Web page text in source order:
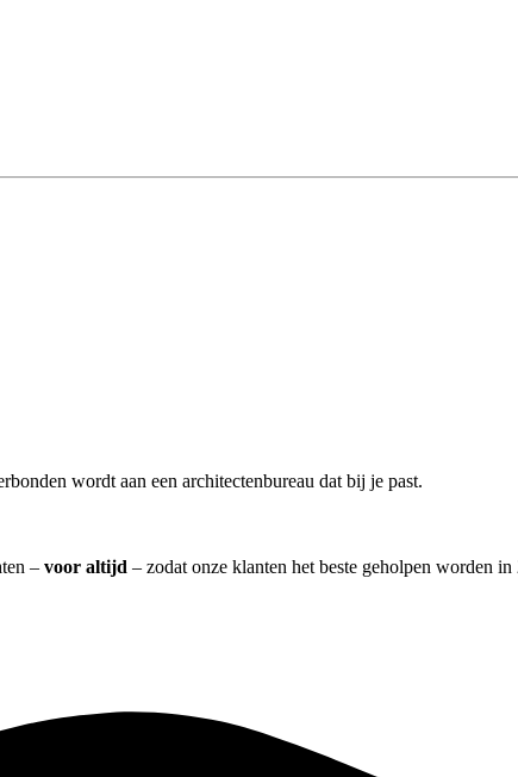
wordt aan een architectenbureau dat bij je past.
– voor altijd – zodat onze klanten het beste geholpen worden in